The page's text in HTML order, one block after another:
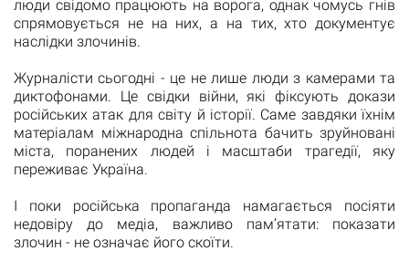
люди свідомо працюють на ворога, однак чомусь гнів
спрямовується не на них, а на тих, хто документує
наслідки злочинів.
Журналісти сьогодні - це не лише люди з камерами та
диктофонами. Це свідки війни, які фіксують докази
російських атак для світу й історії. Саме завдяки їхнім
матеріалам міжнародна спільнота бачить зруйновані
міста, поранених людей і масштаби трагедії, яку
переживає Україна.
І поки російська пропаганда намагається посіяти
недовіру до медіа, важливо пам’ятати: показати
злочин - не означає його скоїти.